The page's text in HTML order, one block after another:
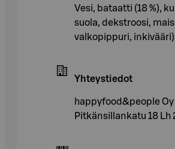
Vesi, bataatti (18 %),
suola, dekstroosi,
valkopippuri,
Yhteystiedot
happyfood&people Oy
Pitkänsillankatu 18 Lh